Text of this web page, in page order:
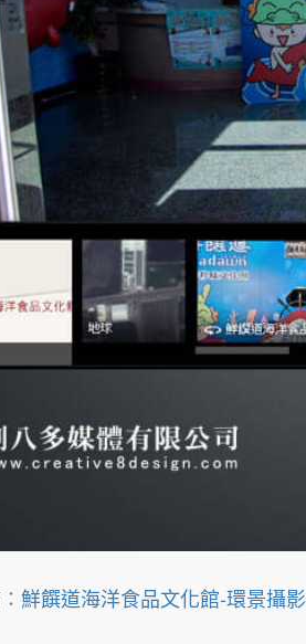
鮮饌道海洋食品文化館-環景攝影